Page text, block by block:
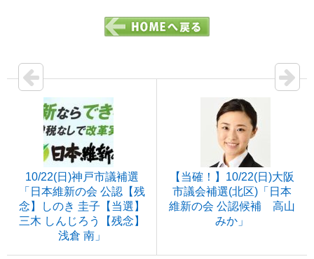
10/22(日)神戸市議補選
「日本維新の会 公認【残
念】しのき 圭子【当選】
三木 しんじろう【残念】
浅倉 南」
【当確！】10/22(日)大阪
市議会補選(北区)「日本
維新の会 公認候補 高山
みか」